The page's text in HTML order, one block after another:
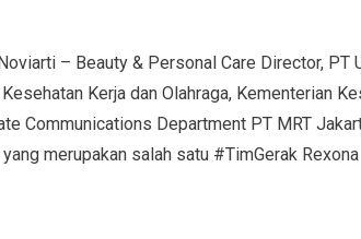
– Beauty & Personal Care Director, PT
Kerja dan Olahraga, Kementerian
Communications Department PT MRT
merupakan salah satu #TimGerak Rexona